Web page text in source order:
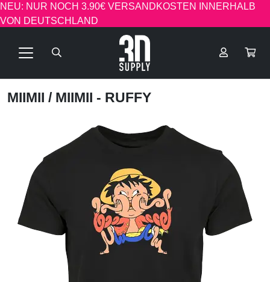
NEU: NUR NOCH 3.90€ VERSANDKOSTEN INNERHALB
VON DEUTSCHLAND
MIIMII / MIIMII - RUFFY